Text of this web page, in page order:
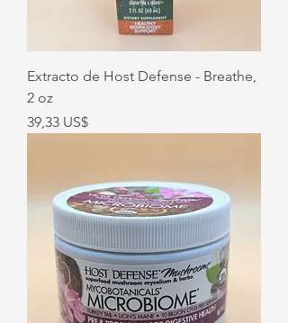
Extracto de Host Defense - Breathe,
2 oz
Precio
39,33 US$